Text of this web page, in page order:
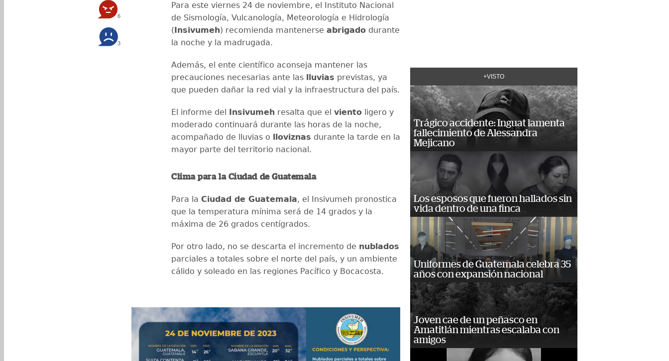
6
3
Para este viernes 24 de noviembre, el Instituto Nacional
de Sismología, Vulcanología, Meteorología e Hidrología
(Insivumeh) recomienda mantenerse abrigado durante
la noche y la madrugada.
Además, el ente científico aconseja mantener las
precauciones necesarias ante las lluvias previstas, ya
que pueden dañar la red vial y la infraestructura del país.
El informe del Insivumeh resalta que el viento ligero y
moderado continuará durante las horas de la noche,
acompañado de lluvias o lloviznas durante la tarde en la
mayor parte del territorio nacional.
Clima para la Ciudad de Guatemala
Para la Ciudad de Guatemala, el Insivumeh pronostica
que la temperatura mínima será de 14 grados y la
máxima de 26 grados centígrados.
Por otro lado, no se descarta el incremento de nublados
parciales a totales sobre el norte del país, y un ambiente
cálido y soleado en las regiones Pacífico y Bocacosta.
+VISTO
Trágico accidente: Inguat lamenta
fallecimiento de Alessandra
Mejicano
Los esposos que fueron hallados sin
vida dentro de una finca
Uniformes de Guatemala celebra 35
años con expansión nacional
Joven cae de un peñasco en
Amatitlán mientras escalaba con
amigos